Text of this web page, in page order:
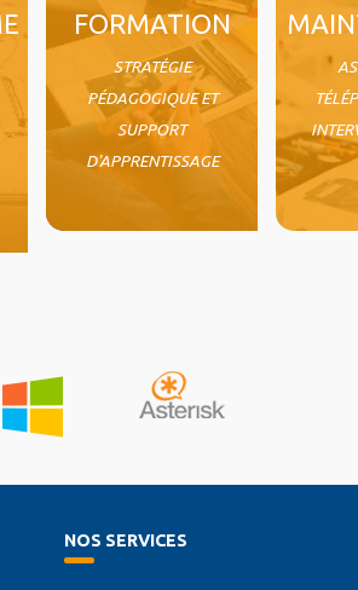
FORMATION
STRATÉGIE
PÉDAGOGIQUE ET
SUPPORT
D'APPRENTISSAGE
NOS SERVICES